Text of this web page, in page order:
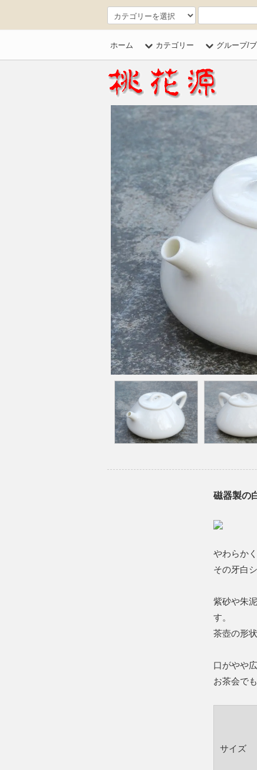
ホーム カテゴリー グループ/
磁器製の
やわらか
その牙白
紫砂や朱
す。
茶壺の形
口がやや
お茶会で
サイズ